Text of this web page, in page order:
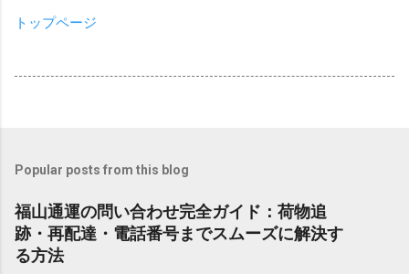
トップページ
Popular posts from this blog
福山通運の問い合わせ完全ガイド：荷物追
跡・再配達・電話番号までスムーズに解決す
る方法